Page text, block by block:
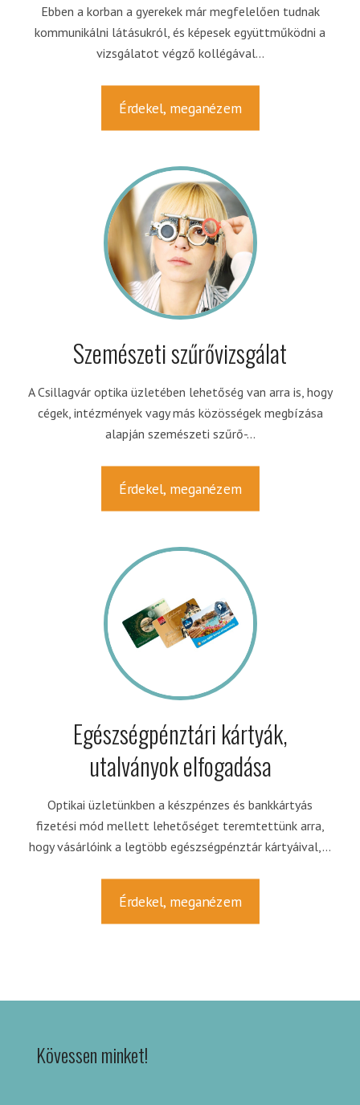
Ebben a korban a gyerekek már megfelelően tudnak
kommunikálni látásukról, és képesek együttműködni a
vizsgálatot végző kollégával...
Érdekel, meganézem
Szemészeti szűrővizsgálat
A Csillagvár optika üzletében lehetőség van arra is, hogy
cégek, intézmények vagy más közösségek megbízása
alapján szemészeti szűrő-...
Érdekel, meganézem
Egészségpénztári kártyák,
utalványok elfogadása
Optikai üzletünkben a készpénzes és bankkártyás
fizetési mód mellett lehetőséget teremtettünk arra,
hogy vásárlóink a legtöbb egészségpénztár kártyáival,...
Érdekel, meganézem
Kövessen minket!